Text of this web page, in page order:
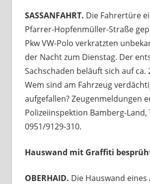
SASSANFAHRT. Die Fahrertüre
Pfarrer-Hopfenmüller-Straße
Pkw VW-Polo verkratzten
der Nacht zum Dienstag. Der
Sachschaden beläuft sich auf ca.
Wem sind am Fahrzeug
aufgefallen? Zeugenmeldungen
Polizeiinspektion Bamberg-Land,
0951/9129-310.
Hauswand mit Graffiti
OBERHAID. Die Hauswand eines